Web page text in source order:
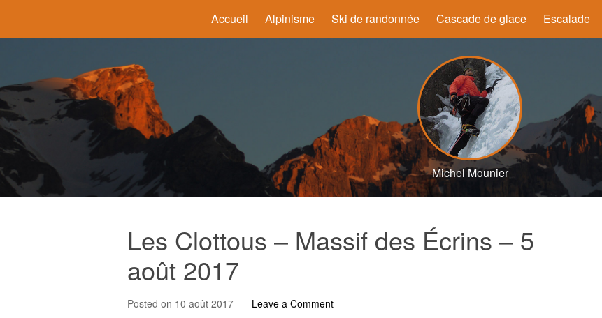
Accueil Alpinisme Ski de randonnée Cascade de glace Escalade
Michel Mounier
Les Clottous – Massif des Écrins – 5
août 2017
Posted on 10 août 2017 Leave a Comment